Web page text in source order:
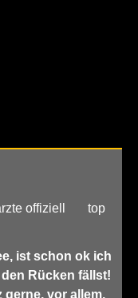
offiziell top
ist schon ok ich
Rücken fällst!
gerne, vor allem,